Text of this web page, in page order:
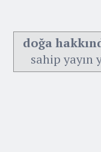
doğa
sahip yayın